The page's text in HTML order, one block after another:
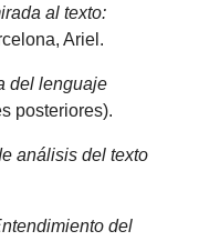
al texto:
Ariel.
del lenguaje
posteriores).
análisis del texto
del